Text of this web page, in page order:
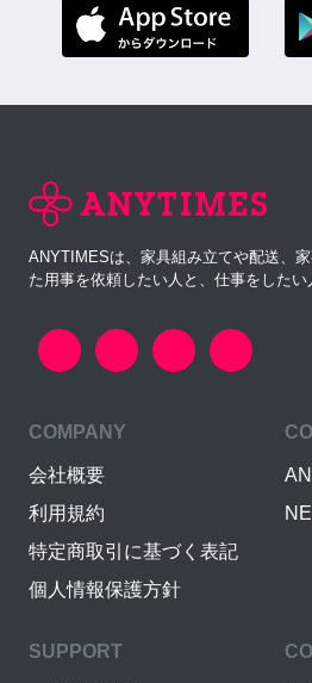
ANYTIMESは、家具組み立てや配送、
た用事を依頼したい人と、仕事をしたい
COMPANY
会社概要
利用規約
特定商取引に基づく表記
個人情報保護方針
SUPPORT